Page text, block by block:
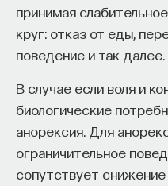
принимая
круг: отказ от еды,
поведение и так далее.
В случае если воля и
биологические
анорексия. Для
ограничительное
сопутствует